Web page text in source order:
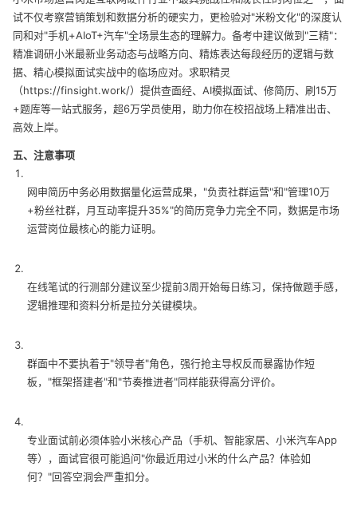
试不仅考察营销策划和数据分析的硬实力，更检验对"米粉文化"的深度认
同和对"手机+AIoT+汽车"全场景生态的理解力。备考中建议做到"三精"：
精准调研小米最新业务动态与战略方向、精炼表达每段经历的逻辑与数
据、精心模拟面试实战中的临场应对。求职精灵
（https://finsight.work/）提供查面经、AI模拟面试、修简历、刷15万
+题库等一站式服务，超6万学员使用，助力你在校招战场上精准出击、
高效上岸。
五、注意事项
网申简历中务必用数据量化运营成果，"负责社群运营"和"管理10万
+粉丝社群，月互动率提升35%"的简历竞争力完全不同，数据是市场
运营岗位最核心的能力证明。
在线笔试的行测部分建议至少提前3周开始每日练习，保持做题手感，
逻辑推理和资料分析是拉分关键模块。
群面中不要执着于"领导者"角色，强行抢主导权反而暴露协作短
板，"框架搭建者"和"节奏推进者"同样能获得高分评价。
专业面试前必须体验小米核心产品（手机、智能家居、小米汽车App
等），面试官很可能追问"你最近用过小米的什么产品？体验如
何？"回答空洞会严重扣分。